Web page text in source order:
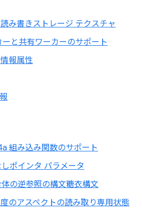
み書きストレージ テクスチャ
と共有ワーカーのサポート
報属性
組み込み関数のサポート
ポインタ パラメータ
の逆参照の構文糖衣構文
のアスペクトの読み取り専用状態